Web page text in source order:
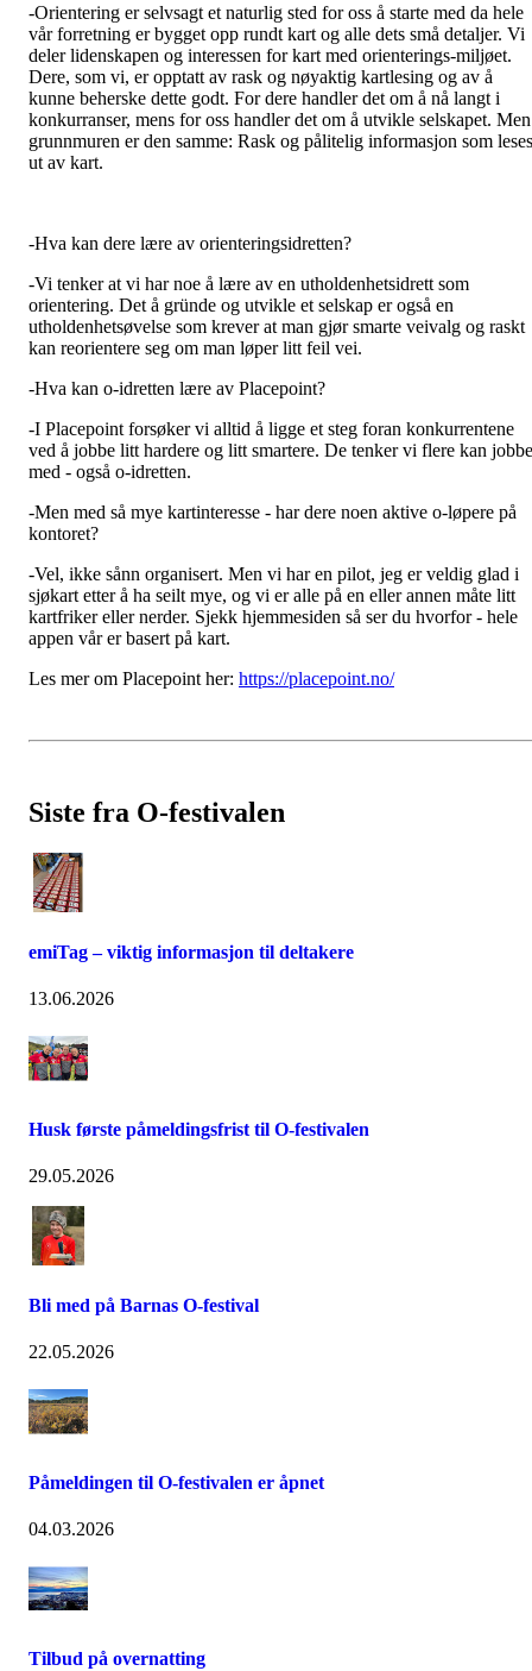
-Orientering er selvsagt et naturlig sted for oss å starte med da hele
vår forretning er bygget opp rundt kart og alle dets små detaljer. Vi
deler lidenskapen og interessen for kart med orienterings-miljøet.
Dere, som vi, er opptatt av rask og nøyaktig kartlesing og av å
kunne beherske dette godt. For dere handler det om å nå langt i
konkurranser, mens for oss handler det om å utvikle selskapet. Men
grunnmuren er den samme: Rask og pålitelig informasjon som leses
ut av kart.
-Hva kan dere lære av orienteringsidretten?
-Vi tenker at vi har noe å lære av en utholdenhetsidrett som
orientering. Det å gründe og utvikle et selskap er også en
utholdenhetsøvelse som krever at man gjør smarte veivalg og raskt
kan reorientere seg om man løper litt feil vei.
-Hva kan o-idretten lære av Placepoint?
-I Placepoint forsøker vi alltid å ligge et steg foran konkurrentene
ved å jobbe litt hardere og litt smartere. De tenker vi flere kan jobbe
med - også o-idretten.
-Men med så mye kartinteresse - har dere noen aktive o-løpere på
kontoret?
-Vel, ikke sånn organisert. Men vi har en pilot, jeg er veldig glad i
sjøkart etter å ha seilt mye, og vi er alle på en eller annen måte litt
kartfriker eller nerder. Sjekk hjemmesiden så ser du hvorfor - hele
appen vår er basert på kart.
Les mer om Placepoint her: https://placepoint.no/
Siste fra O-festivalen
emiTag – viktig informasjon til deltakere
13.06.2026
Husk første påmeldingsfrist til O-festivalen
29.05.2026
Bli med på Barnas O-festival
22.05.2026
Påmeldingen til O-festivalen er åpnet
04.03.2026
Tilbud på overnatting